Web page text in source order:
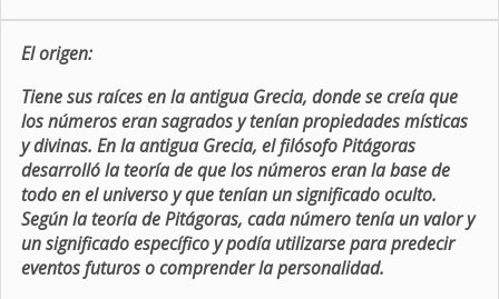
El origen:
Tiene sus raíces en la antigua Grecia, donde se creía que
los números eran sagrados y tenían propiedades místicas
y divinas. En la antigua Grecia, el filósofo Pitágoras
desarrolló la teoría de que los números eran la base de
todo en el universo y que tenían un significado oculto.
Según la teoría de Pitágoras, cada número tenía un valor y
un significado específico y podía utilizarse para predecir
eventos futuros o comprender la personalidad.